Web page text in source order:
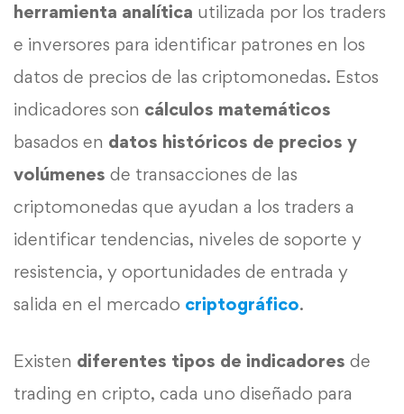
herramienta analítica utilizada por los traders
e inversores para identificar patrones en los
datos de precios de las criptomonedas. Estos
indicadores son cálculos matemáticos
basados en datos históricos de precios y
volúmenes de transacciones de las
criptomonedas que ayudan a los traders a
identificar tendencias, niveles de soporte y
resistencia, y oportunidades de entrada y
salida en el mercado criptográfico.
Existen diferentes tipos de indicadores de
trading en cripto, cada uno diseñado para